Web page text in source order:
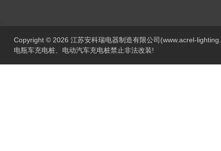
Copyright © 2026 江苏安科瑞电器制造有限公司(www.acrel-
电瓶车充电桩、电动汽车充电桩禁止非法改装!